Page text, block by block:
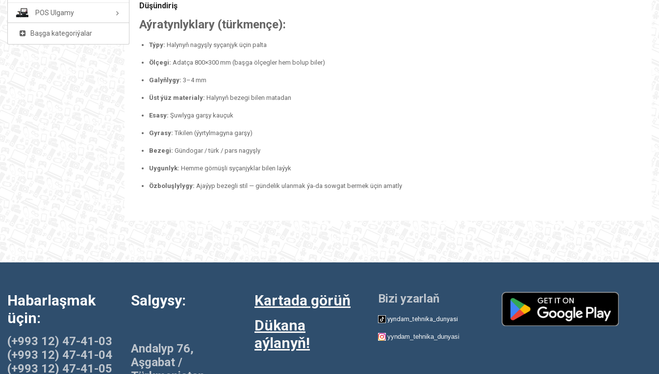
POS Ulgamy
Başga kategoriýalar
Düşündiriş
Aýratynlyklary (türkmençe):
Týpy: Halynyň nagyşly syçanjyk üçin palta
Ölçegi: Adatça 800×300 mm (başga ölçegler hem bolup biler)
Galyňlygy: 3–4 mm
Üst ýüz materialy: Halynyň bezegi bilen matadan
Esasy: Şuwlyga garşy kauçuk
Gyrasy: Tikilen (ýyrtylmagyna garşy)
Bezegi: Gündogar / türk / pars nagyşly
Uygunlyk: Hemme görnüşli syçanjyklar bilen laýyk
Özboluşlylygy: Ajaýyp bezegli stil — gündelik ulanmak ýa-da sowgat bermek üçin amatly
Habarlaşmak
üçin:
(+993 12) 47-41-03
(+993 12) 47-41-04
(+993 12) 47-41-05
Salgysy:
Andalyp 76,
Aşgabat /
Kartada görüň
Dükana
aýlanyň!
Bizi yzarlaň
yyndam_tehnika_dunyasi
yyndam_tehnika_dunyasi